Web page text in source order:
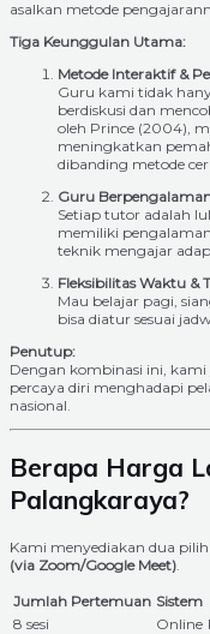
asalkan metode
Tiga Keunggulan Utama:
Metode Interaktif &
Guru kami tidak
berdiskusi dan
oleh Prince (2004),
meningkatkan
dibanding metode
Guru
Setiap tutor adalah
memiliki
teknik mengajar
Fleksibilitas Waktu &
Mau belajar pagi,
bisa diatur sesuai
Penutup:
Dengan kombinasi ini,
percaya diri menghadapi
nasional.
Berapa Harga
Palangkaraya?
Kami menyediakan dua
(via Zoom/Google Meet)
Jumlah Pertemuan Sistem
8 sesi
Online